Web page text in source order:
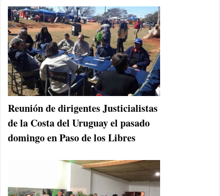
Reunión de dirigentes Justicialistas
de la Costa del Uruguay el pasado
domingo en Paso de los Libres